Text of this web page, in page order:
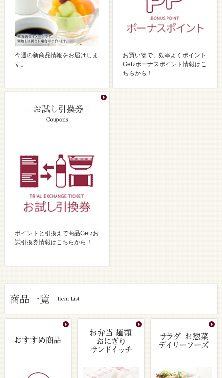
今週の新商品情報をお届けしま
す。
お買い物で、効率よくポイント
Get♪ボーナスポイント情報はこ
ちらから！
ポイントと引換えで商品Get♪お
試引換券情報はこちらから！